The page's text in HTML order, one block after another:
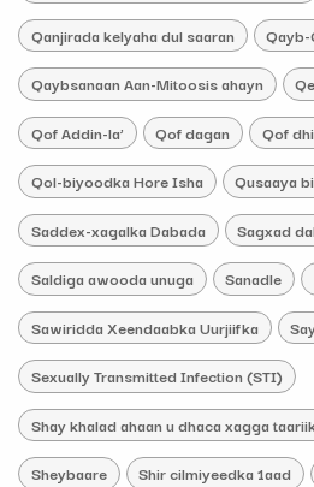
Qanjirada kelyaha dul saaran Qayb-
Qaybsanaan Aan-Mitoosis ahayn
Qof Addin-la’ Qof dagan Qof
Qol-biyoodka Hore Isha Qusaaya
Saddex-xagalka Dabada Sagxad
Saldiga awooda unuga Sanadle
Sawiridda Xeendaabka Uurjiifka
Sexually Transmitted Infection (STI)
Shay khalad ahaan u dhaca xagga
Sheybaare Shir cilmiyeedka 1aad